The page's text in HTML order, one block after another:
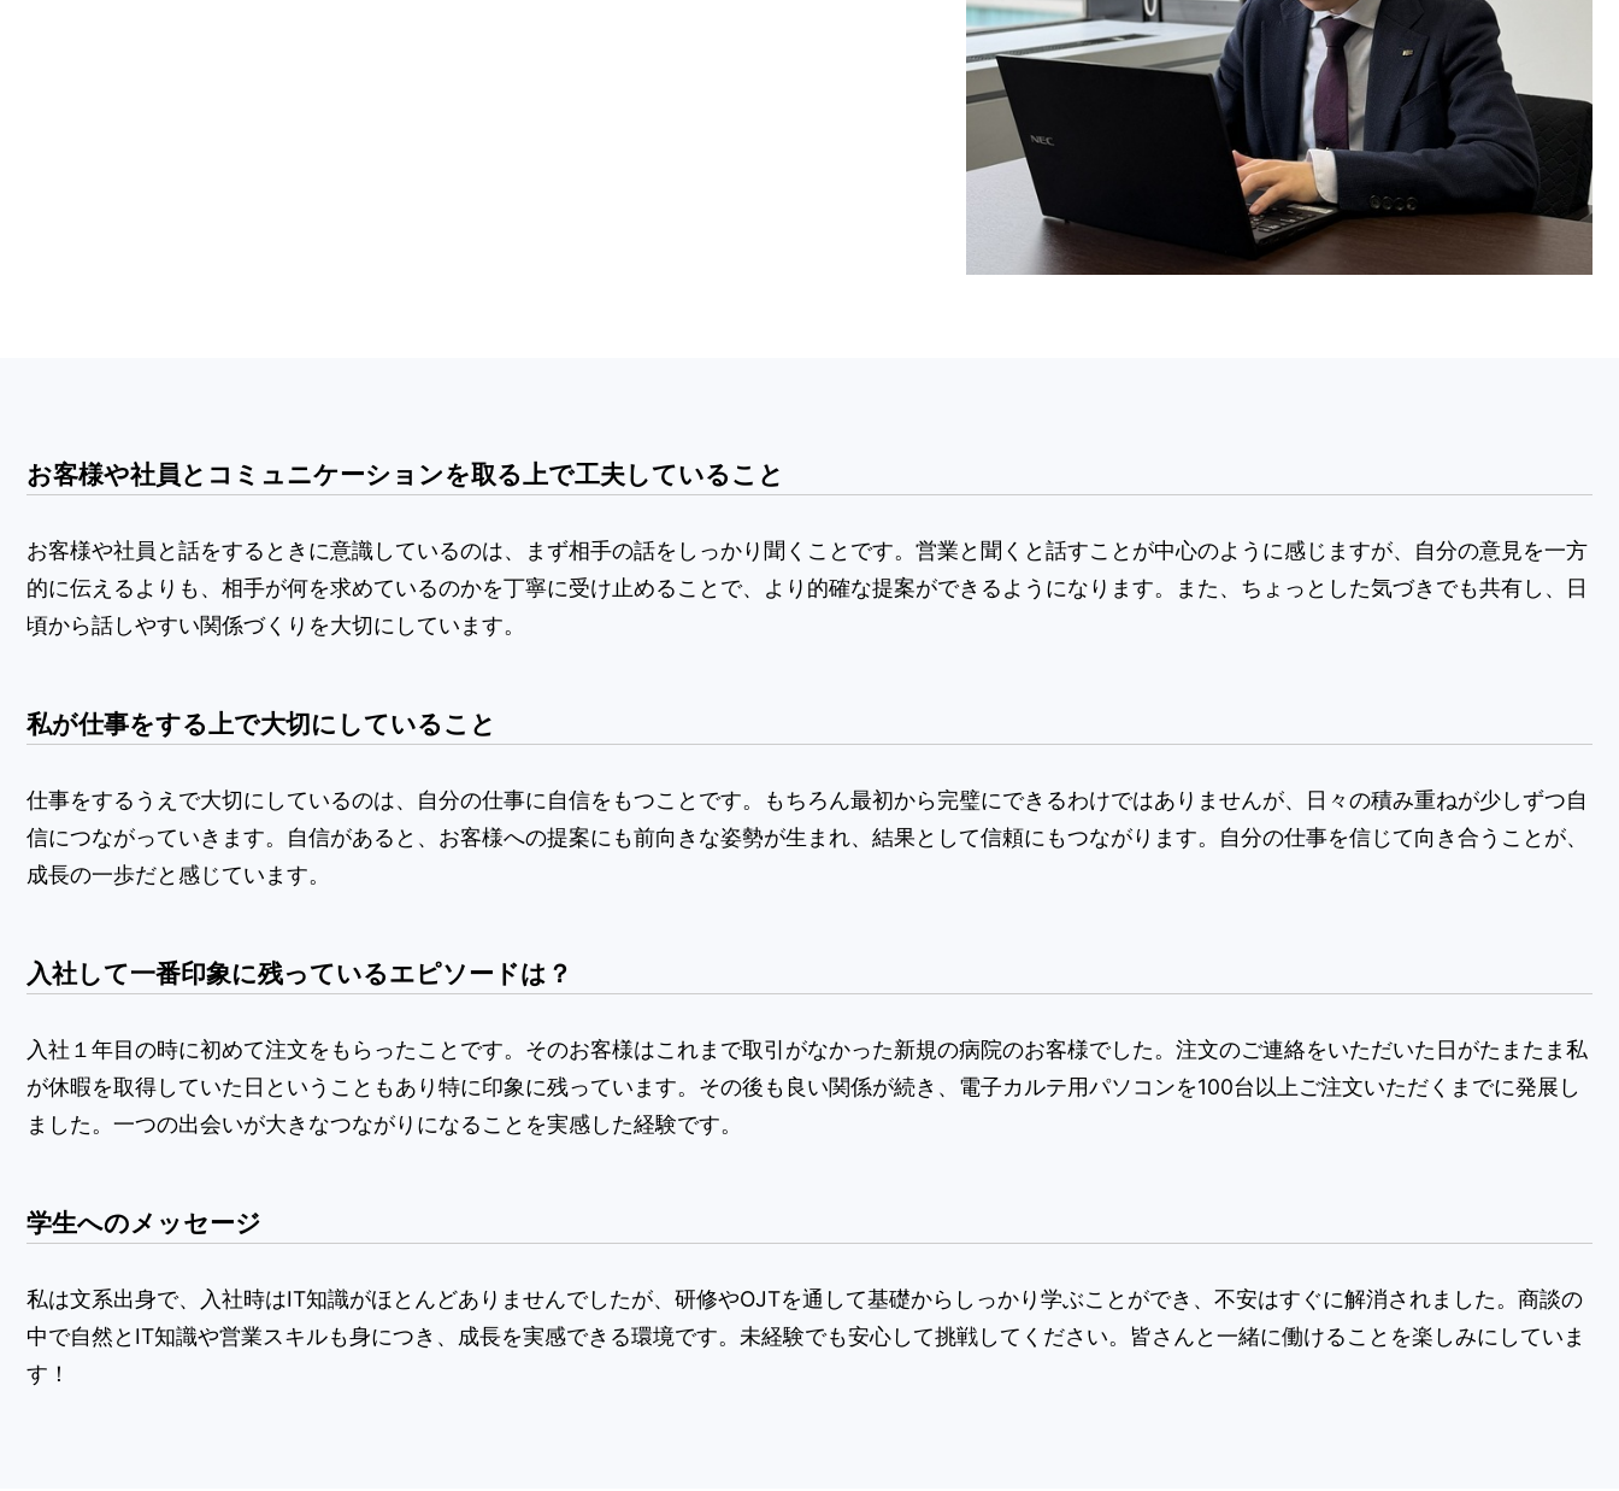
お客様や社員とコミュニケーションを取る上で工夫していること
お客様や社員と話をするときに意識しているのは、まず相手の話をしっかり聞くことです。営業と聞くと話すことが中心のように感じますが、自分の意見を一方
的に伝えるよりも、相手が何を求めているのかを丁寧に受け止めることで、より的確な提案ができるようになります。また、ちょっとした気づきでも共有し、日
頃から話しやすい関係づくりを大切にしています。
私が仕事をする上で大切にしていること
仕事をするうえで大切にしているのは、自分の仕事に自信をもつことです。もちろん最初から完璧にできるわけではありませんが、日々の積み重ねが少しずつ自
信につながっていきます。自信があると、お客様への提案にも前向きな姿勢が生まれ、結果として信頼にもつながります。自分の仕事を信じて向き合うことが、
成長の一歩だと感じています。
入社して一番印象に残っているエピソードは？
入社１年目の時に初めて注文をもらったことです。そのお客様はこれまで取引がなかった新規の病院のお客様でした。注文のご連絡をいただいた日がたまたま私
が休暇を取得していた日ということもあり特に印象に残っています。その後も良い関係が続き、電子カルテ用パソコンを100台以上ご注文いただくまでに発展し
ました。一つの出会いが大きなつながりになることを実感した経験です。
学生へのメッセージ
私は文系出身で、入社時はIT知識がほとんどありませんでしたが、研修やOJTを通して基礎からしっかり学ぶことができ、不安はすぐに解消されました。商談の
中で自然とIT知識や営業スキルも身につき、成長を実感できる環境です。未経験でも安心して挑戦してください。皆さんと一緒に働けることを楽しみにしていま
す！